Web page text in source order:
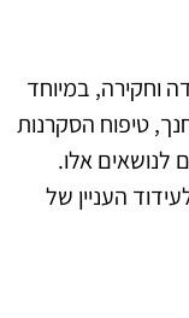
וחקירה, במיוחד
טיפוח הסקרנות
לנושאים אלו.
העניין של